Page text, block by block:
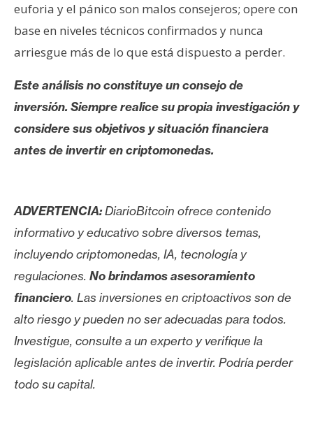
euforia y el pánico son malos consejeros; opere con
base en niveles técnicos confirmados y nunca
arriesgue más de lo que está dispuesto a perder.
Este análisis no constituye un consejo de
inversión. Siempre realice su propia investigación y
considere sus objetivos y situación financiera
antes de invertir en criptomonedas.
ADVERTENCIA:DiarioBitcoin ofrece contenido
informativo y educativo sobre diversos temas,
incluyendo criptomonedas, IA, tecnología y
regulaciones. No brindamos asesoramiento
financiero. Las inversiones en criptoactivos son de
alto riesgo y pueden no ser adecuadas para todos.
Investigue, consulte a un experto y verifique la
legislación aplicable antes de invertir. Podría perder
todo su capital.